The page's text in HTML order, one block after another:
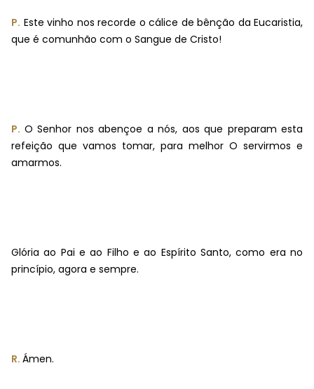
P. Este vinho nos recorde o cálice de bênção da Eucaristia,
que é comunhão com o Sangue de Cristo!
P. O Senhor nos abençoe a nós, aos que preparam esta
refeição que vamos tomar, para melhor O servirmos e
amarmos.
Glória ao Pai e ao Filho e ao Espírito Santo, como era no
princípio, agora e sempre.
R. Ámen.